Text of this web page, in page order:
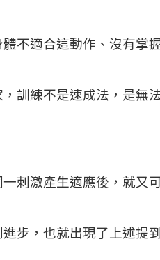
不適合這動作、沒有掌
，訓練不是速成法，是無
刺激產生適應後，就又
步，也就出現了上述提